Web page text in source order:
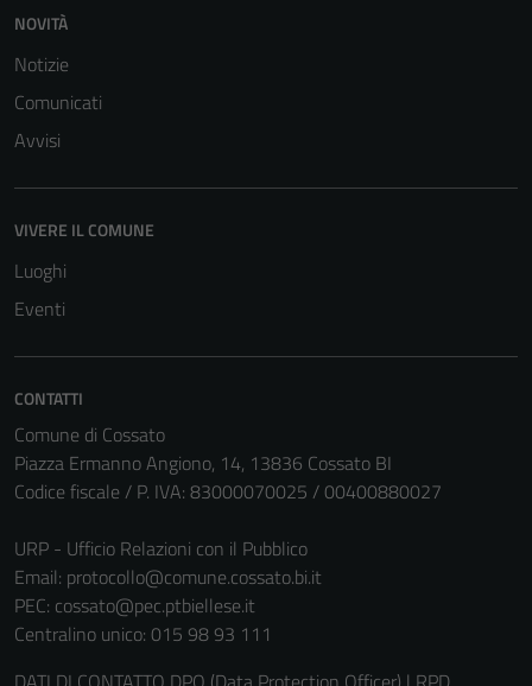
NOVITÀ
Notizie
Comunicati
Avvisi
VIVERE IL COMUNE
Luoghi
Eventi
CONTATTI
Comune di Cossato
Piazza Ermanno Angiono, 14, 13836 Cossato BI
Codice fiscale / P. IVA: 83000070025 / 00400880027
URP - Ufficio Relazioni con il Pubblico
Email: protocollo@comune.cossato.bi.it
PEC: cossato@pec.ptbiellese.it
Centralino unico: 015 98 93 111
del sito e non